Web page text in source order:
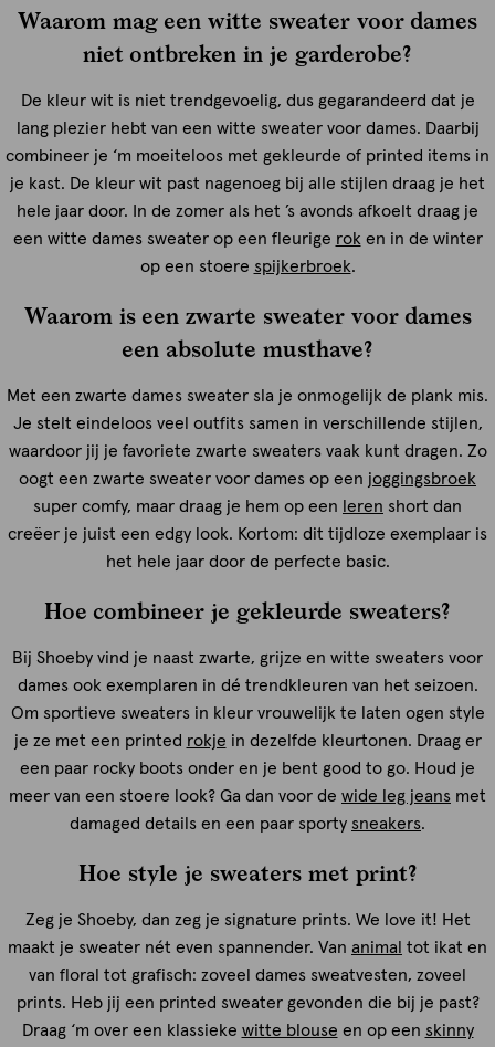
Waarom mag een witte sweater voor dames
niet ontbreken in je garderobe?
De kleur wit is niet trendgevoelig, dus gegarandeerd dat je
lang plezier hebt van een witte sweater voor dames. Daarbij
combineer je ‘m moeiteloos met gekleurde of printed items in
je kast. De kleur wit past nagenoeg bij alle stijlen draag je het
hele jaar door. In de zomer als het ’s avonds afkoelt draag je
een witte dames sweater op een fleurige rok en in de winter
op een stoere spijkerbroek.
Waarom is een zwarte sweater voor dames
een absolute musthave?
Met een zwarte dames sweater sla je onmogelijk de plank mis.
Je stelt eindeloos veel outfits samen in verschillende stijlen,
waardoor jij je favoriete zwarte sweaters vaak kunt dragen. Zo
oogt een zwarte sweater voor dames op een joggingsbroek
super comfy, maar draag je hem op een leren short dan
creëer je juist een edgy look. Kortom: dit tijdloze exemplaar is
het hele jaar door de perfecte basic.
Hoe combineer je gekleurde sweaters?
Bij Shoeby vind je naast zwarte, grijze en witte sweaters voor
dames ook exemplaren in dé trendkleuren van het seizoen.
Om sportieve sweaters in kleur vrouwelijk te laten ogen style
je ze met een printed rokje in dezelfde kleurtonen. Draag er
een paar rocky boots onder en je bent good to go. Houd je
meer van een stoere look? Ga dan voor de wide leg jeans met
damaged details en een paar sporty sneakers.
Hoe style je sweaters met print?
Zeg je Shoeby, dan zeg je signature prints. We love it! Het
maakt je sweater nét even spannender. Van animal tot ikat en
van floral tot grafisch: zoveel dames sweatvesten, zoveel
prints. Heb jij een printed sweater gevonden die bij je past?
Draag ‘m over een klassieke witte blouse en op een skinny